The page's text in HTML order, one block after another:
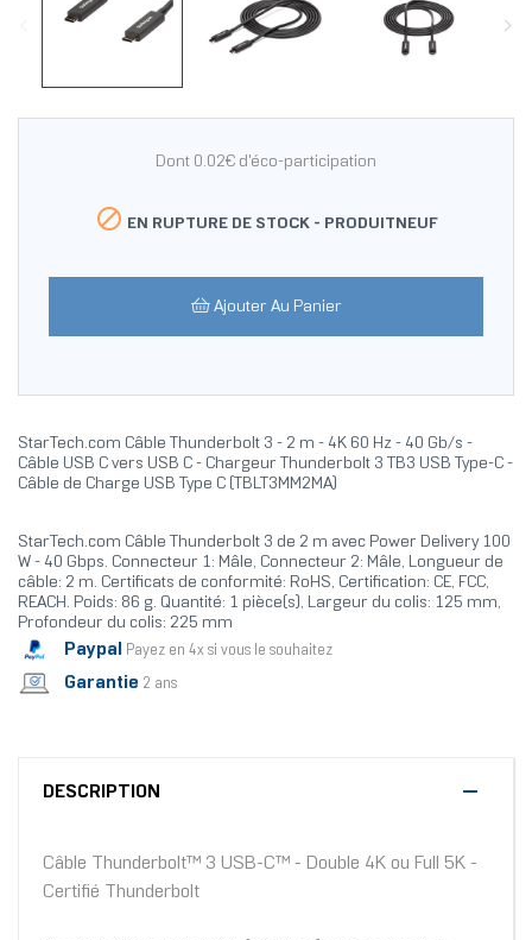
Dont 0.02€ d'éco-participation
 EN RUPTURE DE STOCK - PRODUITNEUF
Ajouter Au Panier
StarTech.com Câble Thunderbolt 3 - 2 m - 4K 60 Hz - 40 Gb/s -
Câble USB C vers USB C - Chargeur Thunderbolt 3 TB3 USB Type-C -
Câble de Charge USB Type C (TBLT3MM2MA)
StarTech.com Câble Thunderbolt 3 de 2 m avec Power Delivery 100
W - 40 Gbps. Connecteur 1: Mâle, Connecteur 2: Mâle, Longueur de
câble: 2 m. Certificats de conformité: RoHS, Certification: CE, FCC,
REACH. Poids: 86 g. Quantité: 1 pièce(s), Largeur du colis: 125 mm,
Profondeur du colis: 225 mm
Paypal Payez en 4x si vous le souhaitez
Garantie 2 ans
DESCRIPTION
Câble Thunderbolt™ 3 USB-C™ - Double 4K ou Full 5K -
Certifié Thunderbolt